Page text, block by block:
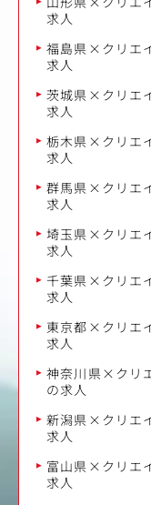
求人
福島県×クリエ
求人
茨城県×クリエ
求人
栃木県×クリエ
求人
群馬県×クリエ
求人
埼玉県×クリエ
求人
千葉県×クリエ
求人
東京都×クリエ
求人
神奈川県×クリ
の求人
新潟県×クリエ
求人
富山県×クリエ
求人